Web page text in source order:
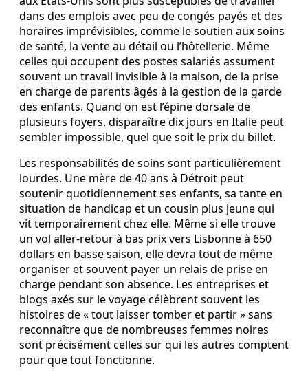
dans des emplois avec peu de congés payés et des
horaires imprévisibles, comme le soutien aux soins
de santé, la vente au détail ou l’hôtellerie. Même
celles qui occupent des postes salariés assument
souvent un travail invisible à la maison, de la prise
en charge de parents âgés à la gestion de la garde
des enfants. Quand on est l’épine dorsale de
plusieurs foyers, disparaître dix jours en Italie peut
sembler impossible, quel que soit le prix du billet.
Les responsabilités de soins sont particulièrement
lourdes. Une mère de 40 ans à Détroit peut
soutenir quotidiennement ses enfants, sa tante en
situation de handicap et un cousin plus jeune qui
vit temporairement chez elle. Même si elle trouve
un vol aller‑retour à bas prix vers Lisbonne à 650
dollars en basse saison, elle devra tout de même
organiser et souvent payer un relais de prise en
charge pendant son absence. Les entreprises et
blogs axés sur le voyage célèbrent souvent les
histoires de « tout laisser tomber et partir » sans
reconnaître que de nombreuses femmes noires
sont précisément celles sur qui les autres comptent
pour que tout fonctionne.